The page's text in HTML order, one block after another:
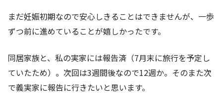
まだ妊娠初期なので安心しきることはできませんが、一歩
ずつ前に進めていることが嬉しかったです。
同居家族と、私の実家には報告済（7月末に旅行を予定し
ていたため）。次回は3週間後なので12週か。そのまた次
で義実家に報告に行きたいと思います。